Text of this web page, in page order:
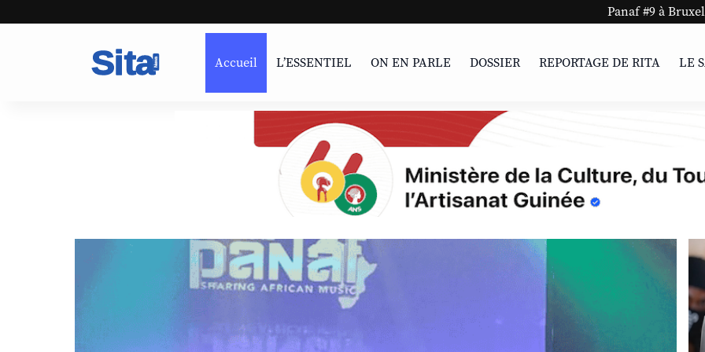
Panaf #9 à Bruxelles et Charleroi
Accueil L’ESSENTIEL ON EN PARLE DOSSIER REPORTAGE DE RITA LE